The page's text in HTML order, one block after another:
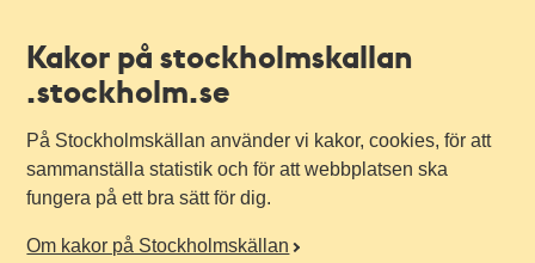
Kakor på stockholmskallan
.stockholm.se
På Stockholmskällan använder vi kakor, cookies, för att
sammanställa statistik och för att webbplatsen ska
fungera på ett bra sätt för dig.
Om kakor på Stockholmskällan